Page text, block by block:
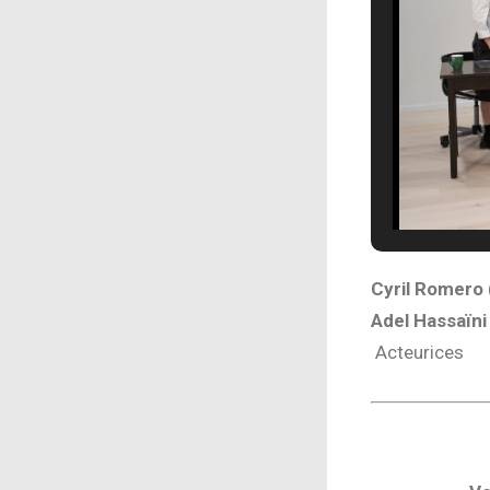
Cyril Romero
Adel Hassaïni
Acteurices